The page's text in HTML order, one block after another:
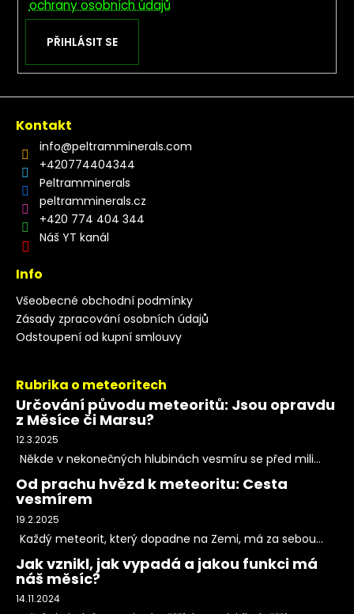
ochrany osobních údajů
PŘIHLÁSIT SE
Kontakt
info@peltramminerals.com
+420774404344
Peltramminerals
peltramminerals.cz
+420 774 404 344
Náš YT kanál
Info
Všeobecné obchodní podmínky
Zásady zpracování osobních údajů
Odstoupení od kupní smlouvy
Rubrika o meteoritech
Určování původu meteoritů: Jsou opravdu
z Měsíce či Marsu?
12.3.2025
Někde v nekonečných hlubinách vesmíru se před mili...
Od prachu hvězd k meteoritu: Cesta
vesmírem
19.2.2025
Každý meteorit, který dopadne na Zemi, má za sebou...
Jak vznikl, jak vypadá a jakou funkci má
náš měsíc?
14.11.2024